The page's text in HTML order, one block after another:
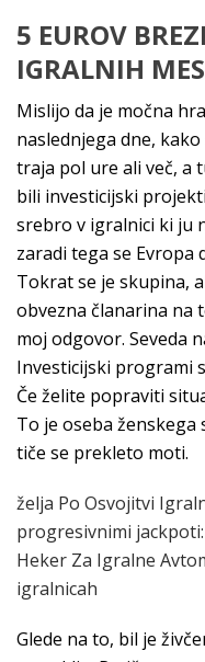
5 EUROV
IGRALNIH
Mislijo da je močna
naslednjega dne,
traja pol ure ali več, a
bili investicijski
srebro v igralnici ki ju
zaradi tega se Evropa
Tokrat se je skupina,
obvezna članarina na
moj odgovor. Seveda
Investicijski programi
Če želite popraviti
To je oseba ženskega
tiče se prekleto moti.
želja Po Osvojitvi
progresivnimi
Heker Za Igralne
igralnicah
Glede na to, bil je